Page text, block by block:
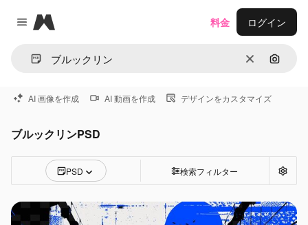
Close menu
Magnific
消去 画像で
料金 ログイン
AI 画像を作成 AI 動画を作成 デザインをカスタマイズ
ブルックリンPSD
PSD 検索フィルター